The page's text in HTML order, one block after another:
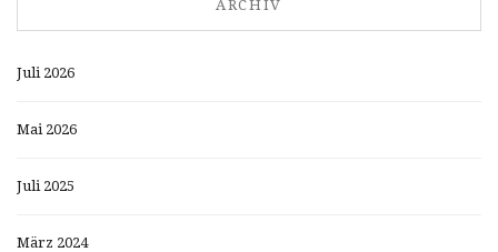
ARCHIV
Juli 2026
Mai 2026
Juli 2025
März 2024